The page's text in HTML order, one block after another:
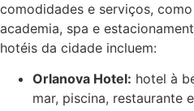
comodidades e serviços,
academia, spa e
hotéis da cidade incluem:
Orlanova Hotel: hotel à
mar, piscina, restaurante